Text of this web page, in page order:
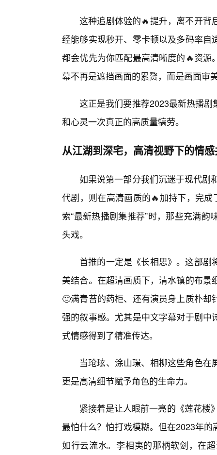
这种追剧体验的🔥提升，离不开背
经能够实现秒开、零卡顿以及多码率
都会优先为你匹配最高清晰度的🔥资
幕不再是遮挡画面的累赘，而是画面审
这正是我们要推荐2023最新热播
和心灵一次真正的高质量犒劳。
从江湖到深宅，高清视野下的情
如果说第一部分我们沉迷于现代剧
代剧，则在高清画质的🔥加持下，完
索“最新热播剧集推荐”时，那些充满
头戏。
首推的一定是《长相思》。这部
美结合。在超清画质下，清水镇的布
🙂满青苔的药柜、还有演员身上质朴
强的叙事感。尤其是中文字幕对于剧
式情感得到了精准传达。
当玱玹、涂山璟、相柳这些角色
更是高清细节赋予角色的生命力。
紧接着是让人眼前一亮的《莲花楼
最怕什么？怕打戏模糊。但在2023年
如行云流水。李相夷的那柄软剑，在